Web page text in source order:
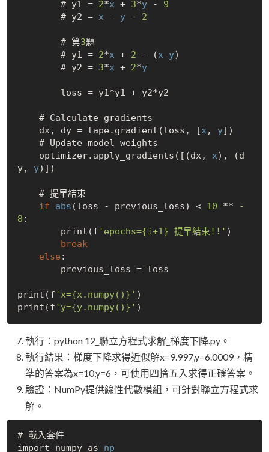
        # y1 =
2*x + 3*y - 9
        # y2 =
x - y - 2
        # 第
3題
        # y1 =
2*x + 2 - (x-y)
        # y2 =
3*x + 2*y
    dx, dy = tape.gradient(loss, [
x , y])
    optimizer.apply_gradients([(dx,
x), (d
y, y)])
if
abs (loss - previous_loss) < 10 **
-
8 :
        print(f
'epochs={i+1} 提早結束!!' )
break
else :
print(f 'x={x.numpy()}' )
print(f 'y={y.numpy()}'
執行：python 12_聯立方程式求解_梯度下降.py。
執行結果：梯度下降求得近似解x=9.997,y=6.0009，精
準的答案為x=10,y=6，可使用四捨五入求得正確答案。
驗證：NumPy提供線性代數模組，可針對聯立方程式求
解。
# 載入套件
import numpy as np